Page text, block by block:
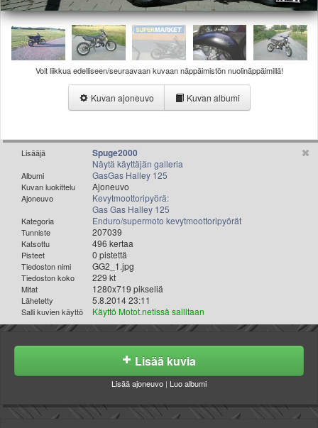
MP14 kuvia
MP13 kuvia
ACS 2015 kuvia
Lisää uusi tapahtuma
UUTISET
Valitse paikkakunta
Tampereen sää
Turun sää
Oulun sää
Kuopion sää
Rovaniemen sää
MUUT
VIP-jäsenyys
Paidat ja vaatteet
Suunnittele oma paita
Mainostus
Palaute
Kevytversio
Voit liikkua edelliseen/seuraavaan kuvaan näppäimistön nuolinäppäimillä!
Kuvan ajoneuvo Kuvan albumi
Lisääjä Spuge2000
Näytä käyttäjän galleria
Albumi GasGas Halley 125
Kuvan luokittelu Ajoneuvo
Ajoneuvo
Kevytmoottoripyörä:
Gas Gas Halley 125
Kategoria Enduro/supermoto kevytmoottoripyörät
Tunniste 207039
Katsottu 496 kertaa
Pisteet 0 pistettä
Tiedoston nimi GG2_1.jpg
Tiedoston koko 229 kt
Mitat 1280x719 pikseliä
Lähetetty 5.8.2014 23:11
Salli kuvien käyttö Käyttö Motot.netissä sallitaan
Lisää kuvia
Lisää ajoneuvo | Luo albumi